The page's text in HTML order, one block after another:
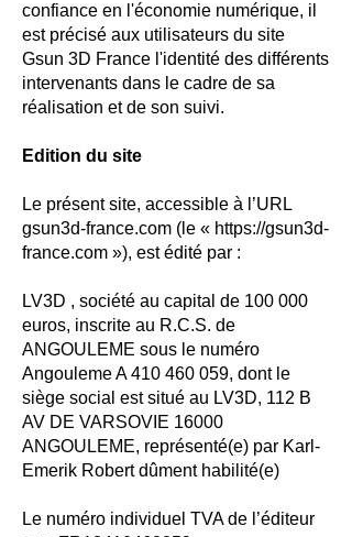
confiance en l'économie numérique, il
est précisé aux utilisateurs du site
Gsun 3D France l'identité des différents
intervenants dans le cadre de sa
réalisation et de son suivi.
Edition du site
Le présent site, accessible à l’URL
gsun3d-france.com (le « https://gsun3d-
france.com »), est édité par :
LV3D , société au capital de 100 000
euros, inscrite au R.C.S. de
ANGOULEME sous le numéro
Angouleme A410 460 059, dont le
siège social est situé au LV3D, 112 B
AV DE VARSOVIE 16000
ANGOULEME, représenté(e) par Karl-
Emerik Robert dûment habilité(e)
Le numéro individuel TVA de l’éditeur